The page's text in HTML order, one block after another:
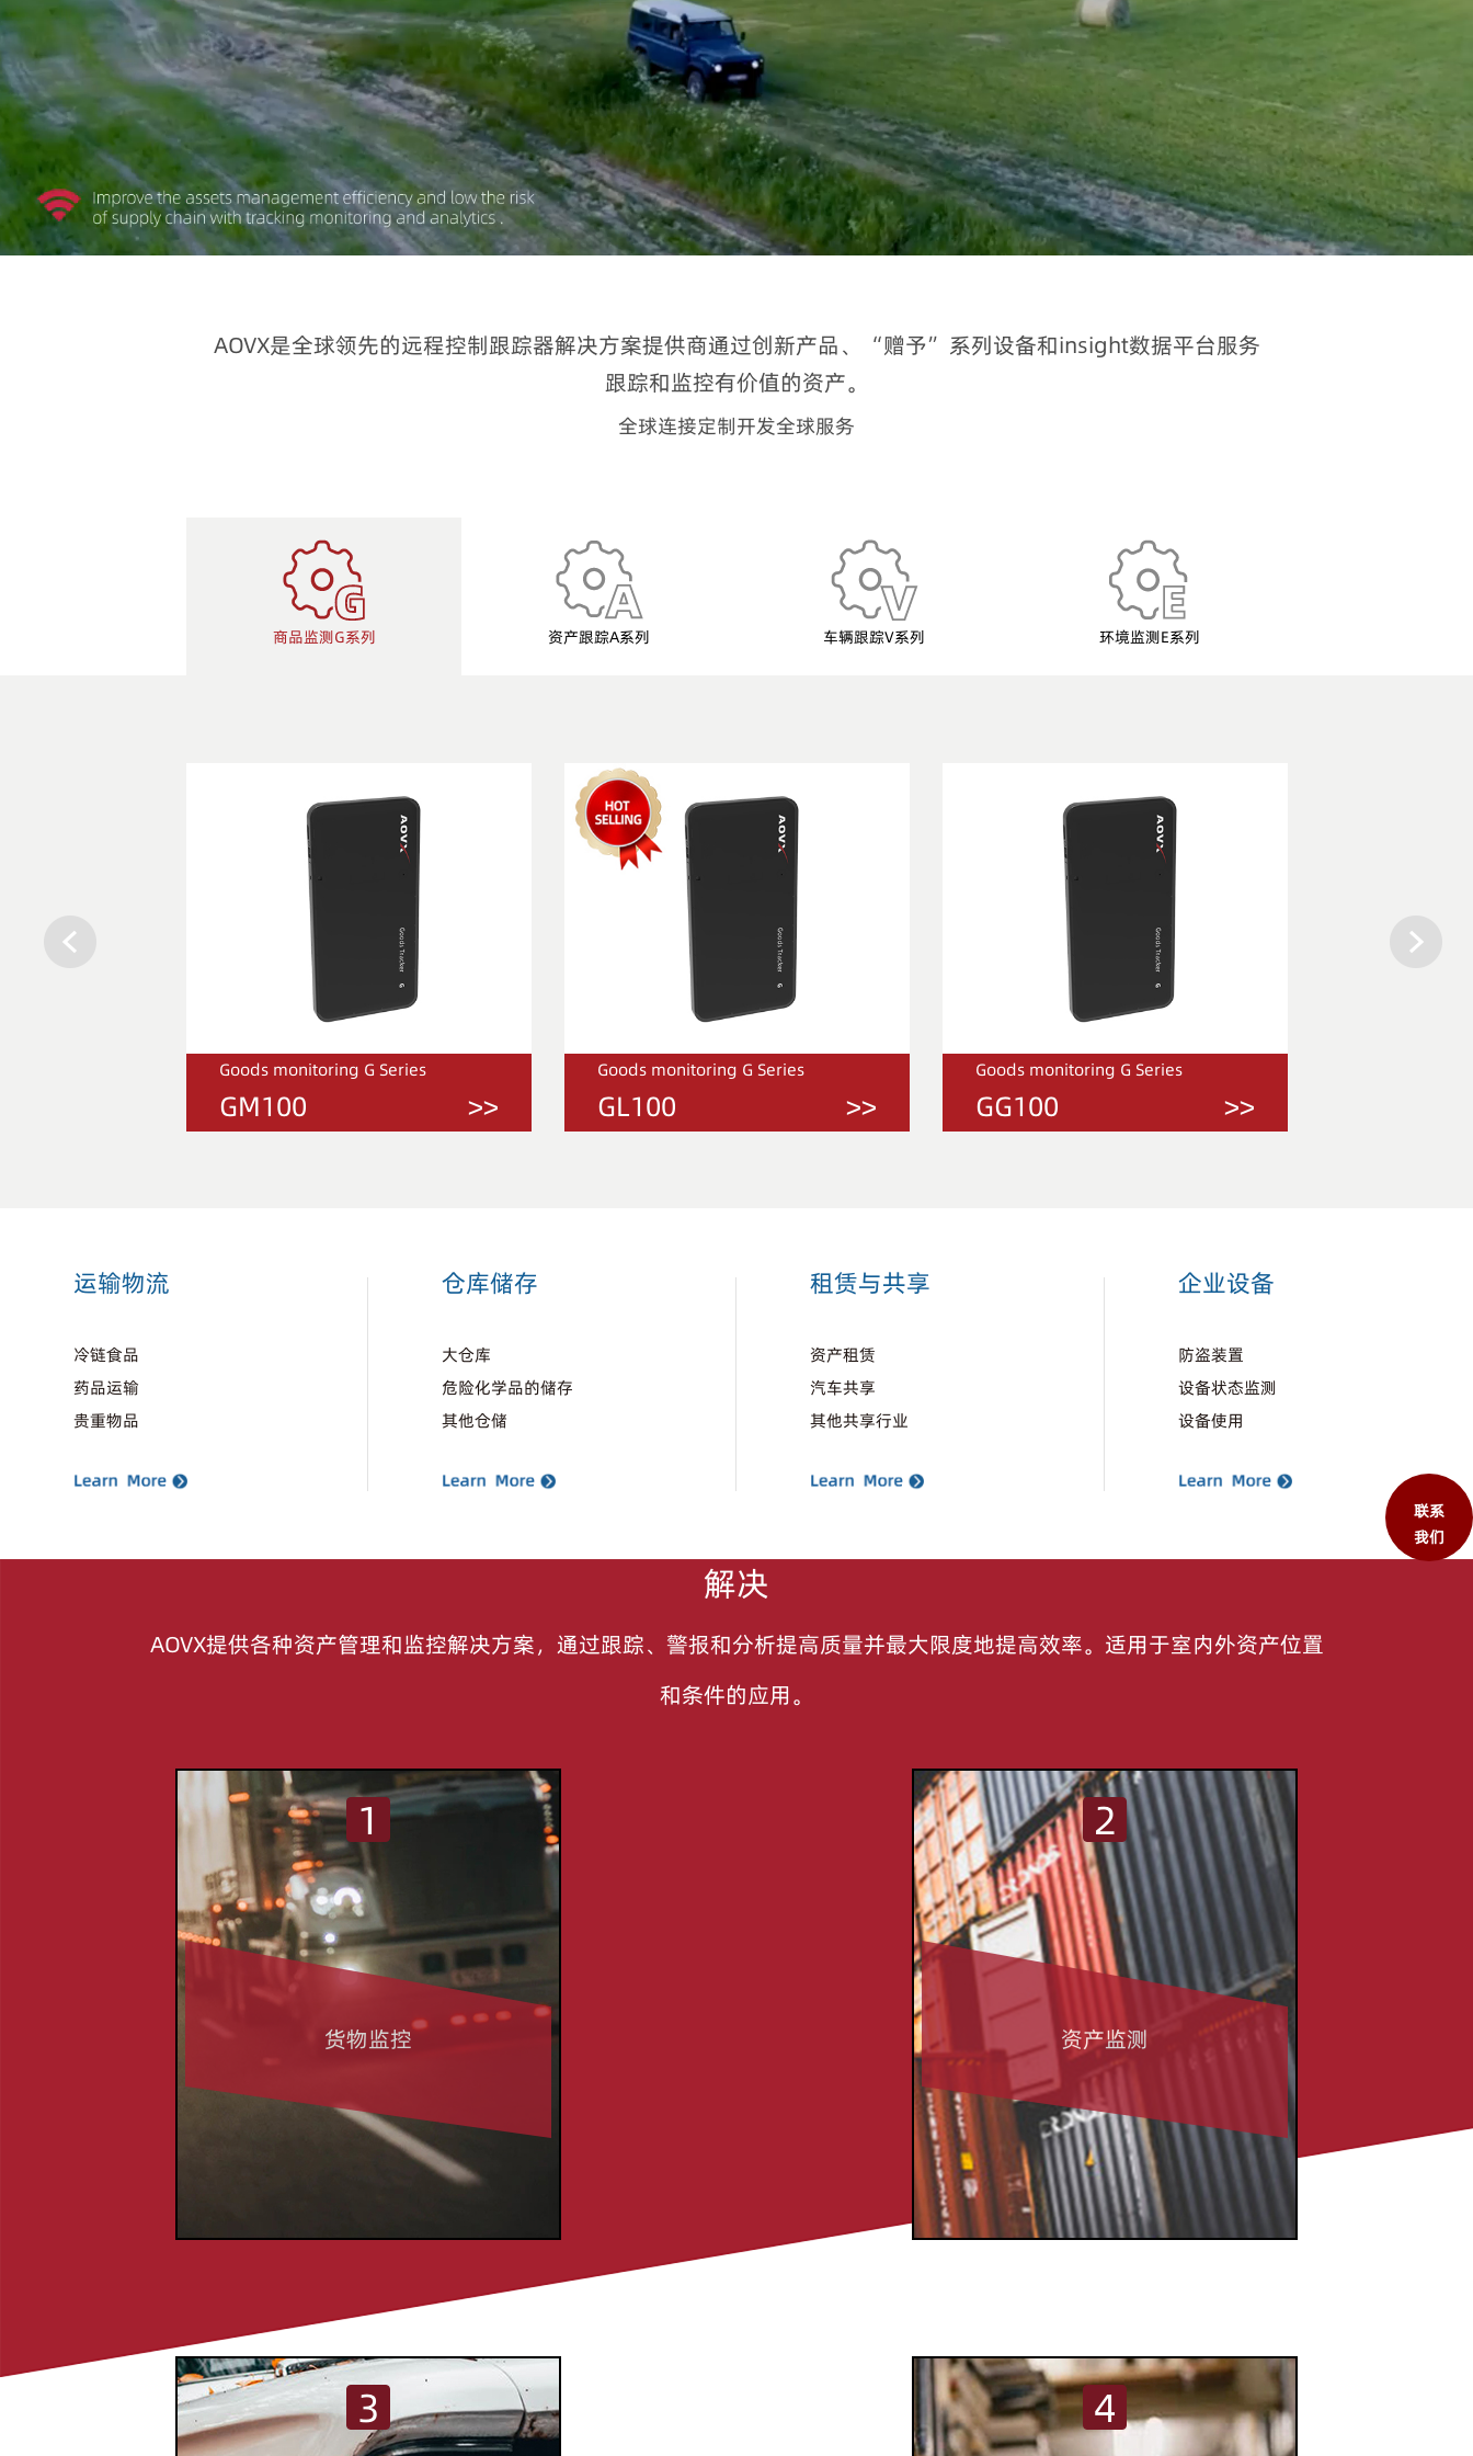
AOVX是全球领先的远程控制跟踪器解决方案提供商通过创新产品、“赠予”系列设备和insight数据平台服务
跟踪和监控有价值的资产。
全球连接定制开发全球服务
商品监测G系列 资产跟踪A系列 车辆跟踪V系列 环境监测E系列
Goods monitoring G Series
GM100 >>
Goods monitoring G Series
GL100 >>
Goods monitoring G Series
GG100 >>
运输物流
冷链食品
药品运输
贵重物品
仓库储存
大仓库
危险化学品的储存
其他仓储
租赁与共享
资产租赁
汽车共享
其他共享行业
企业设备
防盗装置
设备状态监测
设备使用
解决
AOVX提供各种资产管理和监控解决方案，通过跟踪、警报和分析提高质量并最大限度地提高效率。适用于室内外资产位置
和条件的应用。
1
货物监控
2
资产监测
3 4
联系
我们